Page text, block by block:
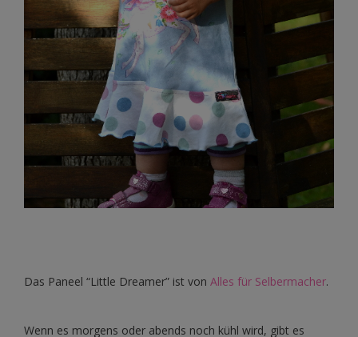
Das Paneel “Little Dreamer” ist von Alles für Selbermacher.
Wenn es morgens oder abends noch kühl wird, gibt es